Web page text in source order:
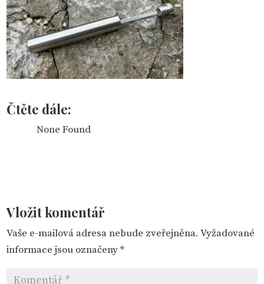
Čtěte dále:
None Found
Vložit komentář
Vaše e-mailová adresa nebude zveřejněna. Vyžadované
informace jsou označeny*